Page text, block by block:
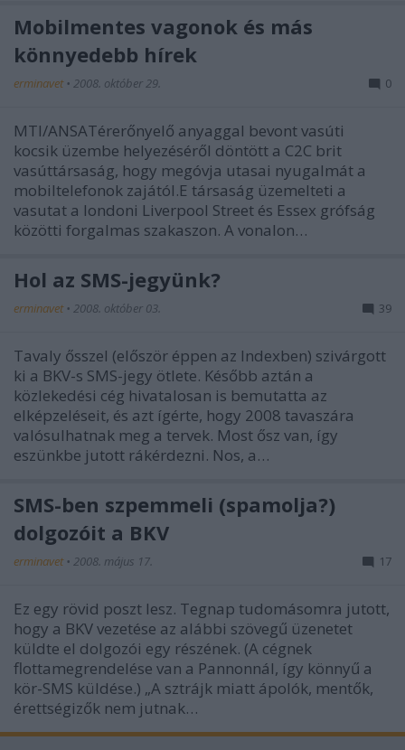
Mobilmentes vagonok és más
könnyedebb hírek
erminavet • 2008. október 29. 0
MTI/ANSATérerőnyelő anyaggal bevont vasúti
kocsik üzembe helyezéséről döntött a C2C brit
vasúttársaság, hogy megóvja utasai nyugalmát a
mobiltelefonok zajától.E társaság üzemelteti a
vasutat a londoni Liverpool Street és Essex grófság
közötti forgalmas szakaszon. A vonalon…
Hol az SMS-jegyünk?
erminavet • 2008. október 03. 39
Tavaly ősszel (először éppen az Indexben) szivárgott
ki a BKV-s SMS-jegy ötlete. Később aztán a
közlekedési cég hivatalosan is bemutatta az
elképzeléseit, és azt ígérte, hogy 2008 tavaszára
valósulhatnak meg a tervek. Most ősz van, így
eszünkbe jutott rákérdezni. Nos, a…
SMS-ben szpemmeli (spamolja?)
dolgozóit a BKV
erminavet • 2008. május 17. 17
Ez egy rövid poszt lesz. Tegnap tudomásomra jutott,
hogy a BKV vezetése az alábbi szövegű üzenetet
küldte el dolgozói egy részének. (A cégnek
flottamegrendelése van a Pannonnál, így könnyű a
kör-SMS küldése.) „A sztrájk miatt ápolók, mentők,
érettségizők nem jutnak…